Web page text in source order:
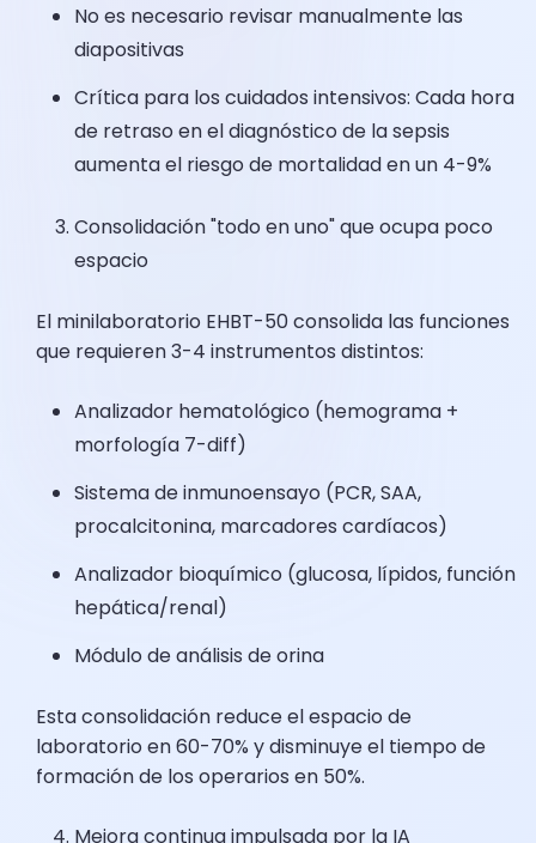
No es necesario revisar manualmente las
diapositivas
Crítica para los cuidados intensivos: Cada hora
de retraso en el diagnóstico de la sepsis
aumenta el riesgo de mortalidad en un 4-9%
Consolidación "todo en uno" que ocupa poco
espacio
El minilaboratorio EHBT-50 consolida las funciones
que requieren 3-4 instrumentos distintos:
Analizador hematológico (hemograma +
morfología 7-diff)
Sistema de inmunoensayo (PCR, SAA,
procalcitonina, marcadores cardíacos)
Analizador bioquímico (glucosa, lípidos, función
hepática/renal)
Módulo de análisis de orina
Esta consolidación reduce el espacio de
laboratorio en 60-70% y disminuye el tiempo de
formación de los operarios en 50%.
Mejora continua impulsada por la IA